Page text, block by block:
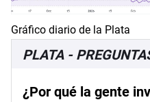
Gráfico diario de la Plata
PLATA -
¿Por qué la gente